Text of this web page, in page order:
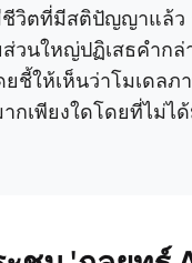
ชีวิตที่มีสติปัญญาแล้ว
วนใหญ่ปฏิเสธคำกล่
ยชี้ให้เห็นว่าโมเดลภ
ากเพียงใดโดยที่ไม่